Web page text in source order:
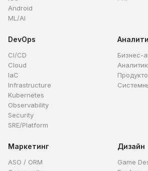
Android
ML/AI
DevOps
CI/CD
Cloud
IaC
Infrastructure
Kubernetes
Observability
Security
SRE/Platform
Бизнес-
Маркетинг
ASO / ORM
Дизайн
Game